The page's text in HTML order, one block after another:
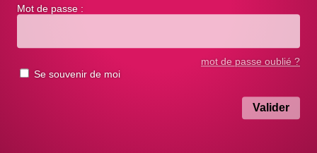
Mot de passe :
mot de passe oublié ?
Se souvenir de moi